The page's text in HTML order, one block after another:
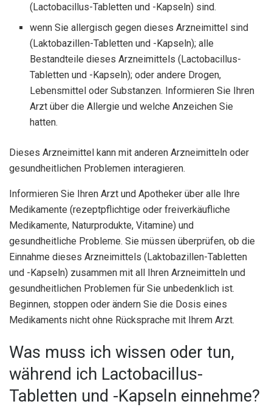
(Lactobacillus-Tabletten und -Kapseln) sind.
wenn Sie allergisch gegen dieses Arzneimittel sind
(Laktobazillen-Tabletten und -Kapseln); alle
Bestandteile dieses Arzneimittels (Lactobacillus-
Tabletten und -Kapseln); oder andere Drogen,
Lebensmittel oder Substanzen. Informieren Sie Ihren
Arzt über die Allergie und welche Anzeichen Sie
hatten.
Dieses Arzneimittel kann mit anderen Arzneimitteln oder
gesundheitlichen Problemen interagieren.
Informieren Sie Ihren Arzt und Apotheker über alle Ihre
Medikamente (rezeptpflichtige oder freiverkäufliche
Medikamente, Naturprodukte, Vitamine) und
gesundheitliche Probleme. Sie müssen überprüfen, ob die
Einnahme dieses Arzneimittels (Laktobazillen-Tabletten
und -Kapseln) zusammen mit all Ihren Arzneimitteln und
gesundheitlichen Problemen für Sie unbedenklich ist.
Beginnen, stoppen oder ändern Sie die Dosis eines
Medikaments nicht ohne Rücksprache mit Ihrem Arzt.
Was muss ich wissen oder tun,
während ich Lactobacillus-
Tabletten und -Kapseln einnehme?